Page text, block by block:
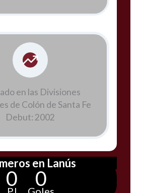
en las Divisiones
de Colón de Santa Fe
Debut: 2002
en Lanús
0 0